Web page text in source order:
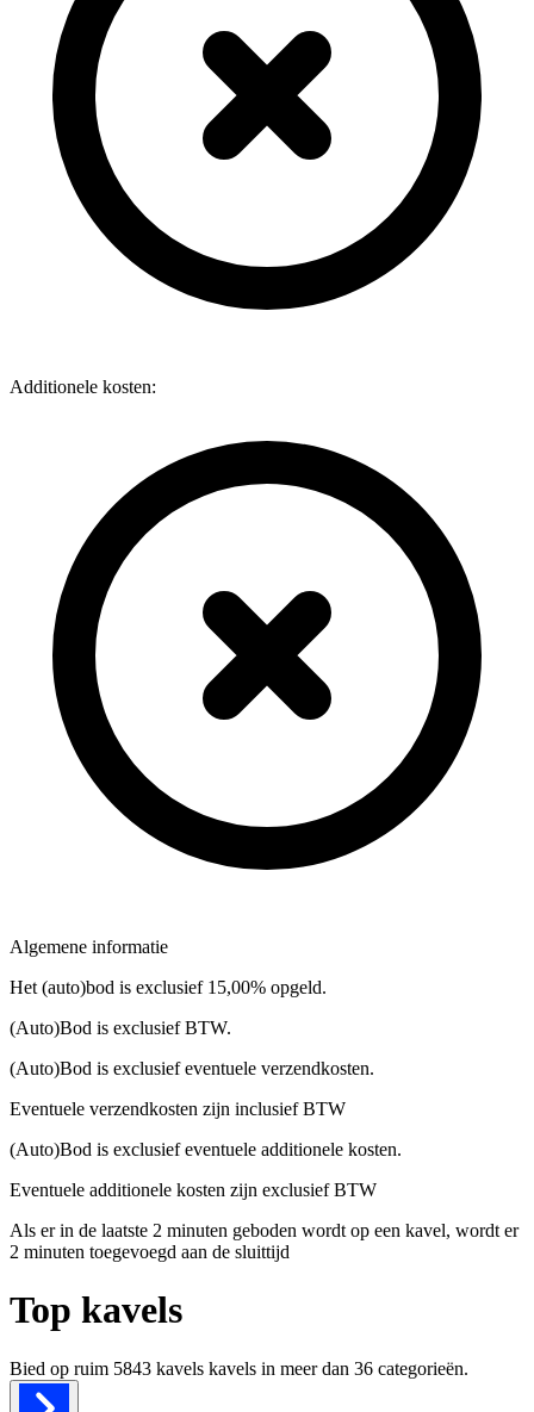
Additionele kosten:
Algemene informatie
Het (auto)bod is exclusief 15,00% opgeld.
(Auto)Bod is exclusief BTW.
(Auto)Bod is exclusief eventuele verzendkosten.
Eventuele verzendkosten zijn inclusief BTW
(Auto)Bod is exclusief eventuele additionele kosten.
Eventuele additionele kosten zijn exclusief BTW
Als er in de laatste 2 minuten geboden wordt op een kavel, wordt er
2 minuten toegevoegd aan de sluittijd
Top kavels
Bied op ruim 5843 kavels kavels in meer dan 36 categorieën.